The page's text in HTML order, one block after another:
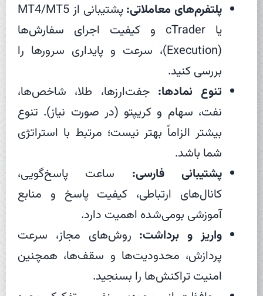
پلتفرم‌های معاملاتی:
پشتیبانی از MT4/MT5
یا cTrader و کیفیت اجرای سفارش‌ها
(Execution)، سرعت و پایداری سرورها را
بررسی کنید.
تنوع نمادها: جفت‌ارزها، طلا، شاخص‌ها،
نفت، سهام و کریپتو (در صورت نیاز). تنوع
بیشتر الزاماً بهتر نیست؛ مرتبط با استراتژی
شما باشد.
پشتیبانی فارسی: ساعت پاسخ‌گویی،
کانال‌های ارتباطی، کیفیت پاسخ و منابع
آموزشی بومی‌شده اهمیت دارد.
واریز و برداشت: روش‌های مجاز، سرعت
پردازش، محدودیت‌ها و سقف‌ها، همچنین
امنیت تراکنش‌ها را بسنجید.